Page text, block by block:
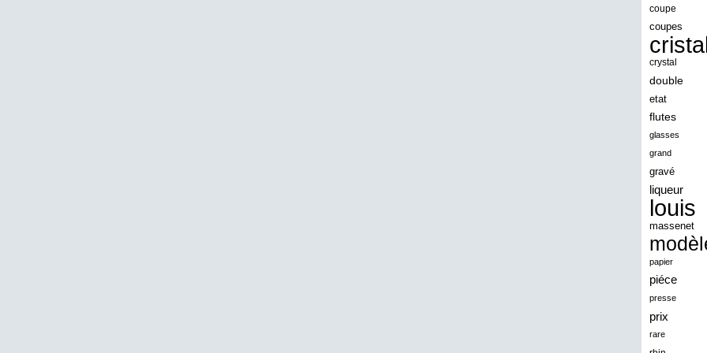
angeles
angoul
animaux
antique
antiquite
apollo
applaudis
arch
architecture
ariel
armonica
arta
coupe
coupes
crystal
double
etat
flutes
glasses
grand
gravé
liqueur
louis
massenet
papier
piéce
presse
prix
rare